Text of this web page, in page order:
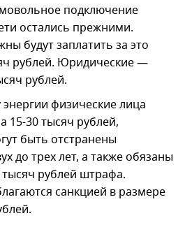
подключение
остались прежними.
будут заплатить за это
рублей. Юридические —
рублей.
физические лица
15-30 тысяч рублей,
быть отстранены
до трех лет, а также обязаны
тысяч рублей штрафа.
санкцией в размере